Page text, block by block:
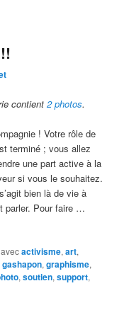
contient2 photos.
! Votre rôle de
terminé ; vous allez
une part active à la
si vous le souhaitez.
bien là de vie à
parler. Pour faire …
activisme,art,
gashapon,graphisme,
,soutien,support,